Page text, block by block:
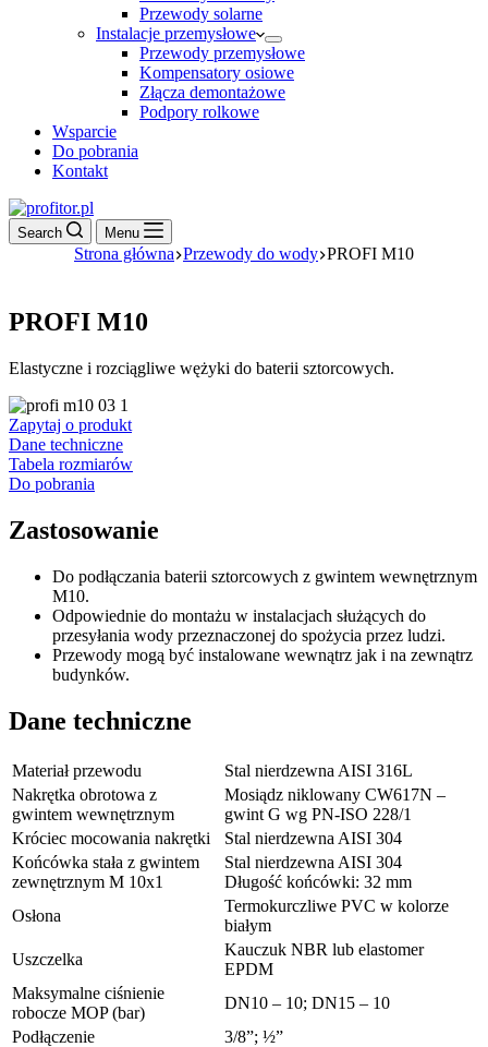
Przewody solarne
Instalacje przemysłowe
Przewody przemysłowe
Kompensatory osiowe
Złącza demontażowe
Podpory rolkowe
Wsparcie
Do pobrania
Kontakt
Search Menu
Strona główna Przewody do wody PROFI M10
PROFI M10
Elastyczne i rozciągliwe wężyki do baterii sztorcowych.
Zapytaj o produkt
Dane techniczne
Tabela rozmiarów
Do pobrania
Zastosowanie
Do podłączania baterii sztorcowych z gwintem wewnętrznym
M10.
Odpowiednie do montażu w instalacjach służących do
przesyłania wody przeznaczonej do spożycia przez ludzi.
Przewody mogą być instalowane wewnątrz jak i na zewnątrz
budynków.
Dane techniczne
Materiał przewodu
Stal nierdzewna AISI 316L
Nakrętka obrotowa z
gwintem wewnętrznym
Mosiądz niklowany CW617N –
gwint G wg PN-ISO 228/1
Króciec mocowania nakrętki
Stal nierdzewna AISI 304
Końcówka stała z gwintem
zewnętrznym M 10x1
Stal nierdzewna AISI 304
Długość końcówki: 32 mm
Osłona
Termokurczliwe PVC w kolorze
białym
Uszczelka
Kauczuk NBR lub elastomer
EPDM
Maksymalne ciśnienie
robocze MOP (bar)
DN10 – 10; DN15 – 10
Podłączenie
3/8”; ½”